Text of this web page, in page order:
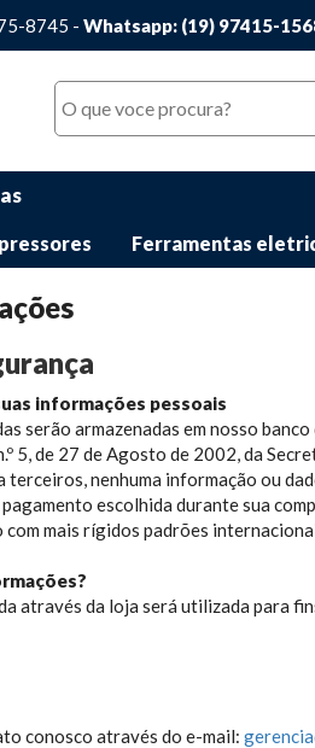
8745 - Whatsapp: (19) 97415-
Ferramentas
informações pessoais
serão armazenadas em nosso
5, de 27 de Agosto de 2002, da
nenhuma informação ou
escolhida durante sua
mais rígidos padrões
através da loja será utilizada para
conosco através do e-mail: